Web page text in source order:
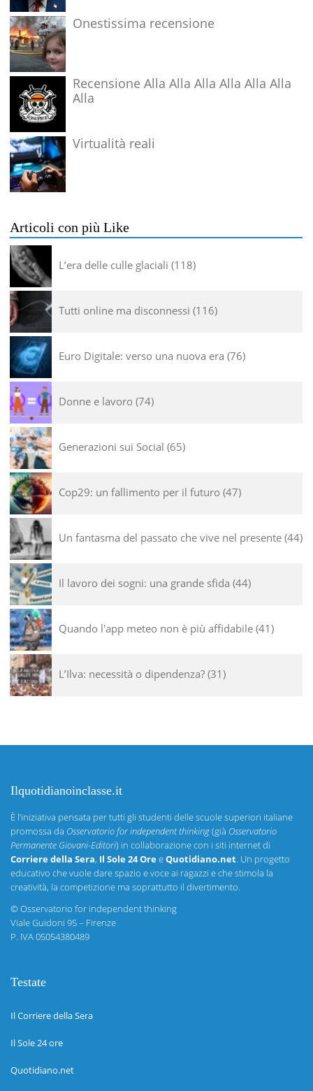
Onestissima recensione
Recensione Alla Alla Alla Alla Alla Alla
Alla
Virtualità reali
Articoli con più Like
L’era delle culle glaciali 118
Tutti online ma disconnessi 116
Euro Digitale: verso una nuova era 76
Donne e lavoro 74
Generazioni sui Social 65
Cop29: un fallimento per il futuro 47
Un fantasma del passato che vive nel presente 44
Il lavoro dei sogni: una grande sfida 44
Quando l'app meteo non è più affidabile 41
L’Ilva: necessità o dipendenza? 31
Ilquotidianoinclasse.it
È l’iniziativa pensata per tutti gli studenti delle scuole superiori italiane
promossa da Osservatorio for independent thinking(già Osservatorio
Permanente Giovani-Editori) in collaborazione con i siti internet di
Corriere della Sera, Il Sole 24 OreeQuotidiano.net. Un progetto
educativo che vuole dare spazio e voce ai ragazzi e che stimola la
creatività, la competizione ma soprattutto il divertimento.
©Osservatorio for independent thinking
Viale Guidoni 95 – Firenze
P. IVA 05054380489
Testate
Il Corriere della Sera
Il Sole 24 ore
Quotidiano.net